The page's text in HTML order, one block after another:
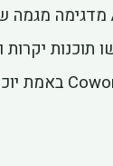
תוכנות